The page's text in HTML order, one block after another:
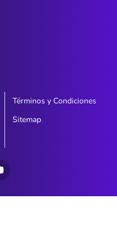
Términos y Condiciones
Sitemap